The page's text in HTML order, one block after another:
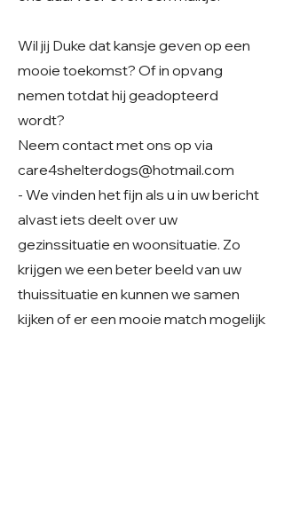
Wil jij Duke dat kansje geven op een
mooie toekomst? Of in opvang
nemen totdat hij geadopteerd
wordt?
Neem contact met ons op via
care4shelterdogs@hotmail.com
- We vinden het fijn als u in uw bericht
alvast iets deelt over uw
gezinssituatie en woonsituatie. Zo
krijgen we een beter beeld van uw
thuissituatie en kunnen we samen
kijken of er een mooie match mogelijk